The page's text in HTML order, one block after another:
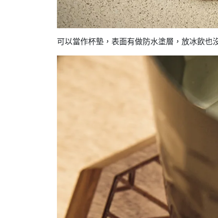
可以當作杯墊，表面有做防水塗層，放冰飲也